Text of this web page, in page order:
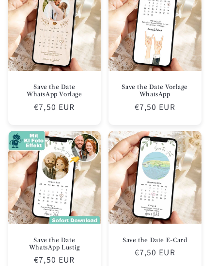
Save the Date
WhatsApp Vorlage
Normaler
€7,50 EUR
Save the Date Vorlage
WhatsApp
Normaler
€7,50 EUR
Save the Date
WhatsApp Lustig
Normaler
€7,50 EUR
Save the Date E-Card
Normaler
€7,50 EUR